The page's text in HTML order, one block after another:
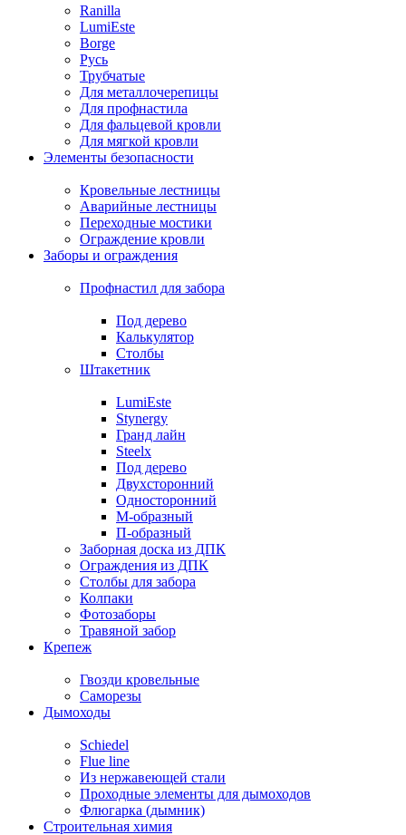
Ranilla
LumiEste
Borge
Русь
Трубчатые
Для металлочерепицы
Для профнастила
Для фальцевой кровли
Для мягкой кровли
Элементы безопасности
Кровельные лестницы
Аварийные лестницы
Переходные мостики
Ограждение кровли
Заборы и ограждения
Профнастил для забора
Под дерево
Калькулятор
Столбы
Штакетник
LumiEste
Stynergy
Гранд лайн
Steelx
Под дерево
Двухсторонний
Односторонний
М-образный
П-образный
Заборная доска из ДПК
Ограждения из ДПК
Столбы для забора
Колпаки
Фотозаборы
Травяной забор
Крепеж
Гвозди кровельные
Саморезы
Дымоходы
Schiedel
Flue line
Из нержавеющей стали
Проходные элементы для дымоходов
Флюгарка (дымник)
Строительная химия